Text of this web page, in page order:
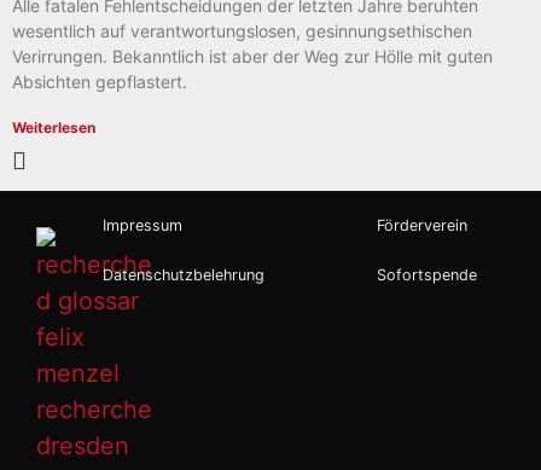
Alle fatalen Fehlentscheidungen der letzten Jahre beruhten
wesentlich auf verantwortungslosen, gesinnungsethischen
Verirrungen. Bekanntlich ist aber der Weg zur Hölle mit guten
Absichten gepflastert.
Weiterlesen
Impressum
Datenschutzbelehrung
Förderverein
Sofortspende